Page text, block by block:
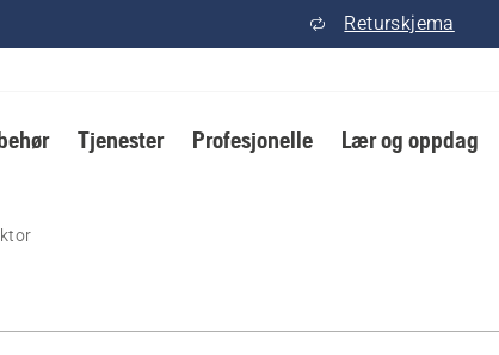
Returskjema
Tjenester Profesjonelle Lær og oppdag